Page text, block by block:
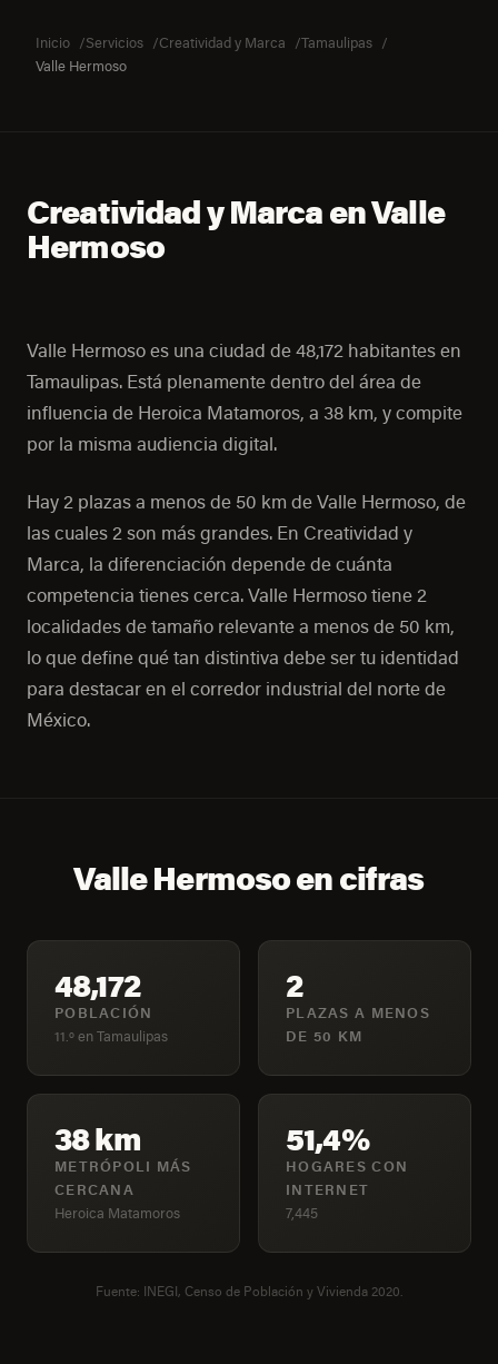
Inicio Servicios Creatividad y Marca
Tamaulipas
Valle Hermoso
Creatividad y Marca en Valle
Hermoso
Valle Hermoso es una ciudad de 48,172 habitantes en
Tamaulipas. Está plenamente dentro del área de
influencia de Heroica Matamoros, a 38 km, y compite
por la misma audiencia digital.
Hay 2 plazas a menos de 50 km de Valle Hermoso, de
las cuales 2 son más grandes. En Creatividad y
Marca, la diferenciación depende de cuánta
competencia tienes cerca. Valle Hermoso tiene 2
localidades de tamaño relevante a menos de 50 km,
lo que define qué tan distintiva debe ser tu identidad
para destacar en el corredor industrial del norte de
México.
Valle Hermoso en cifras
48,172
POBLACIÓN
11.º en Tamaulipas
2
PLAZAS A MENOS
DE 50 KM
38 km
METRÓPOLI MÁS
CERCANA
Heroica Matamoros
51,4%
HOGARES CON
INTERNET
7,445
Fuente: INEGI, Censo de Población y Vivienda 2020.